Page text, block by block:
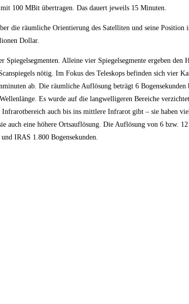
100 MBit übertragen. Das dauert jeweils 15 Minuten.
die räumliche Orientierung des Satelliten und seine Position
Dollar.
Alleine vier Spiegelsegmente ergeben den
nötig. Im Fokus des Teleskops befinden sich vier
ab. Die räumliche Auflösung beträgt 6 Bogensekunden
Es wurde auf die langwelligeren Bereiche
Infrarotbereich auch bis ins mittlere Infrarot gibt – sie haben
auch eine höhere Ortsauflösung. Die Auflösung von 6 bzw. 12
IRAS 1.800 Bogensekunden.